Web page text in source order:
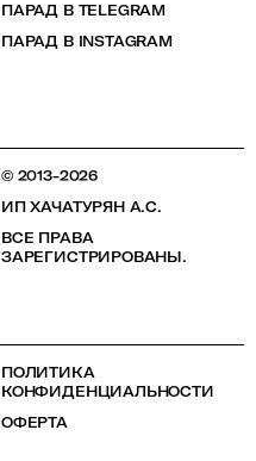
ПАРАД В TELEGRAM
ПАРАД В INSTAGRAM
© 2013-2026
ИП ХАЧАТУРЯН А.С.
ВСЕ ПРАВА
ЗАРЕГИСТРИРОВАНЫ.
ПОЛИТИКА
КОНФИДЕНЦИАЛЬНОСТИ
ОФЕРТА